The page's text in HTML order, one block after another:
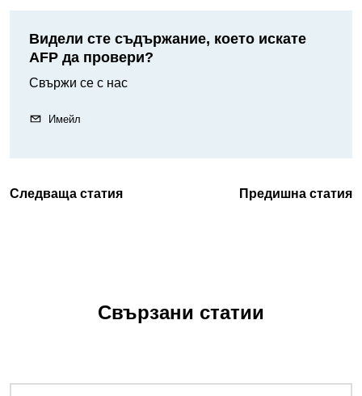
Видели сте съдържание, което искате
AFP да провери?
Свържи се с нас
Имейл
Следваща статия Предишна статия
Свързани статии